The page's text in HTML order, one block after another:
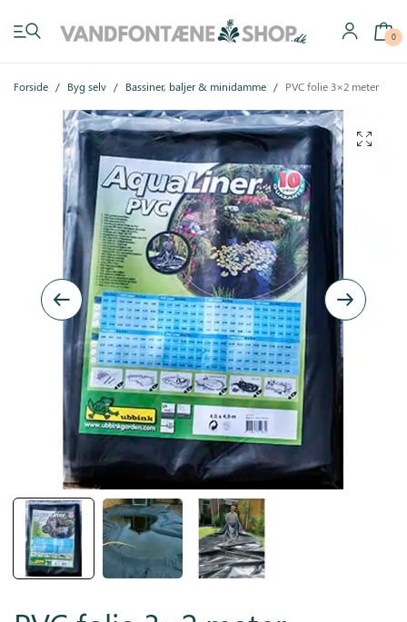
0
Forside / Byg selv / Bassiner, baljer & minidamme / PVC folie 3×2 meter
Have vandfontæner
Indendørs vandfontæner
Byg selv
Tilbehør
Inspiration
Køb gavekort
Inspiration
Kundeservice